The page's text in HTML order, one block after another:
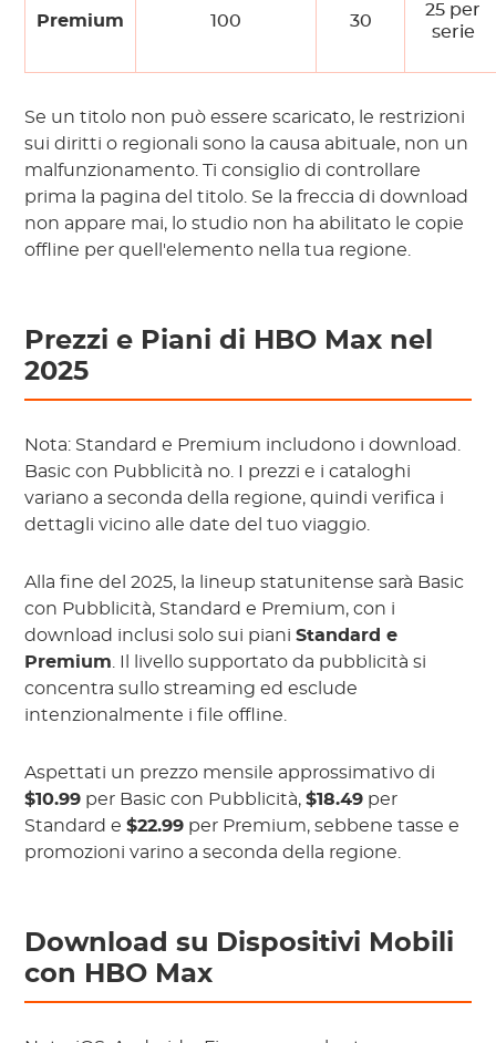
Premium 100 30
25 per
serie
Se un titolo non può essere scaricato, le restrizioni
sui diritti o regionali sono la causa abituale, non un
malfunzionamento. Ti consiglio di controllare
prima la pagina del titolo. Se la freccia di download
non appare mai, lo studio non ha abilitato le copie
offline per quell'elemento nella tua regione.
Prezzi e Piani di HBO Max nel
2025
Nota: Standard e Premium includono i download.
Basic con Pubblicità no. I prezzi e i cataloghi
variano a seconda della regione, quindi verifica i
dettagli vicino alle date del tuo viaggio.
Alla fine del 2025, la lineup statunitense sarà Basic
con Pubblicità, Standard e Premium, con i
download inclusi solo sui pianiStandard e
Premium . Il livello supportato da pubblicità si
concentra sullo streaming ed esclude
intenzionalmente i file offline.
Aspettati un prezzo mensile approssimativo di
$10.99 per Basic con Pubblicità,$18.49 per
Standard e$22.99 per Premium, sebbene tasse e
promozioni varino a seconda della regione.
Download su Dispositivi Mobili
con HBO Max